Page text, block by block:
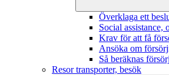
Överklaga ett
Social assistance,
Krav för att få
Ansöka om
Så beräknas
Resor transporter, besök